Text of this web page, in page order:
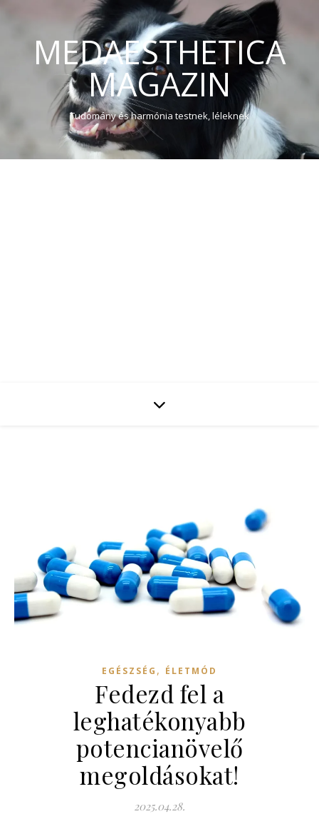
MEDAESTHETICA
MAGAZIN
Tudomány és harmónia testnek, léleknek
EGÉSZSÉG , ÉLETMÓD
Fedezd fel a
leghatékonyabb
potencianövelő
megoldásokat!
2025.04.28.